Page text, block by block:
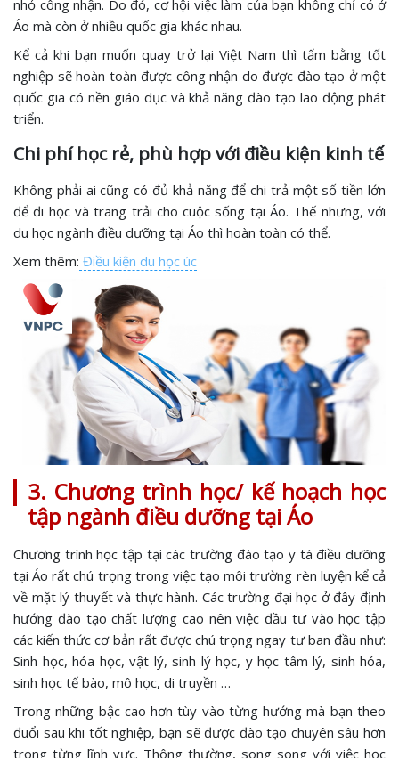
nhỏ công nhận. Do đó, cơ hội việc làm của bạn không chỉ có ở
Áo mà còn ở nhiều quốc gia khác nhau.
Kể cả khi bạn muốn quay trở lại Việt Nam thì tấm bằng tốt
nghiệp sẽ hoàn toàn được công nhận do được đào tạo ở một
quốc gia có nền giáo dục và khả năng đào tạo lao động phát
triển.
Chi phí học rẻ, phù hợp với điều kiện kinh tế
Không phải ai cũng có đủ khả năng để chi trả một số tiền lớn
để đi học và trang trải cho cuộc sống tại Áo. Thế nhưng, với
du học ngành điều dưỡng tại Áo thì hoàn toàn có thể.
Xem thêm: Điều kiện du học úc
3. Chương trình học/ kế hoạch học
tập ngành điều dưỡng tại Áo
Chương trình học tập tại các trường đào tạo y tá điều dưỡng
tại Áo rất chú trọng trong việc tạo môi trường rèn luyện kể cả
về mặt lý thuyết và thực hành. Các trường đại học ở đây định
hướng đào tạo chất lượng cao nên việc đầu tư vào học tập
các kiến thức cơ bản rất được chú trọng ngay tư ban đầu như:
Sinh học, hóa học, vật lý, sinh lý học, y học tâm lý, sinh hóa,
sinh học tế bào, mô học, di truyền …
Trong những bậc cao hơn tùy vào từng hướng mà bạn theo
đuổi sau khi tốt nghiệp, bạn sẽ được đào tạo chuyên sâu hơn
trong từng lĩnh vực. Thông thường, song song với việc học